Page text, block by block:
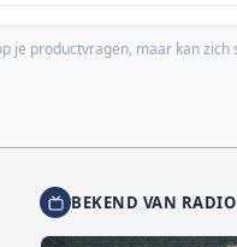
je productvragen, maar kan zich
BEKEND VAN